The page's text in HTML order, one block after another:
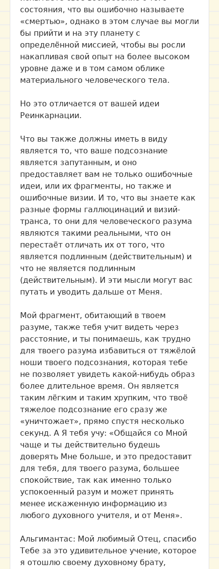
состояния, что вы ошибочно называете
«смертью», однако в этом случае вы могли
бы прийти и на эту планету с
определённой миссией, чтобы вы росли
накапливая свой опыт на более высоком
уровне даже и в том самом облике
материального человеческого тела.
Но это отличается от вашей идеи
Реинкарнации.
Что вы также должны иметь в виду
является то, что ваше подсознание
является запутанным, и оно
предоставляет вам не только ошибочные
идеи, или их фрагменты, но также и
ошибочные визии. И то, что вы знаете как
разные формы галлюцинаций и визий-
транса, то они для человеческого разума
являются такими реальными, что он
перестаёт отличать их от того, что
является подлинным (действительным) и
что не является подлинным
(действительным). И эти мысли могут вас
путать и уводить дальше от Меня.
Мой фрагмент, обитающий в твоем
разуме, также тебя учит видеть через
расстояние, и ты понимаешь, как трудно
для твоего разума избавиться от тяжёлой
ноши твоего подсознания, которая тебе
не позволяет увидеть какой-нибудь образ
более длительное время. Он является
таким лёгким и таким хрупким, что твоё
тяжелое подсознание его сразу же
«уничтожает», прямо спустя несколько
секунд. А Я тебя учу: «Общайся со Мной
чаще и ты действительно будешь
доверять Мне больше, и это предоставит
для тебя, для твоего разума, большее
спокойствие, так как именно только
успокоенный разум и может принять
менее искаженную информацию из
любого духовного учителя, и от Меня».
Альгимантас: Мой любимый Отец, спасибо
Тебе за это удивительное учение, которое
я отошлю своему духовному брату,